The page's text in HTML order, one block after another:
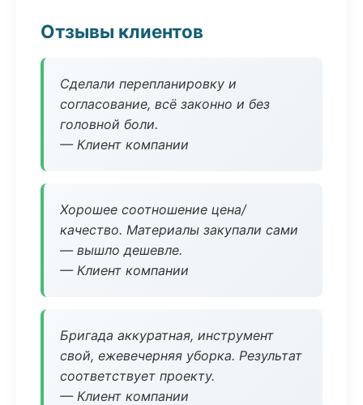
Отзывы клиентов
Сделали перепланировку и
согласование, всё законно и без
головной боли.
— Клиент компании
Хорошее соотношение цена/
качество. Материалы закупали сами
— вышло дешевле.
— Клиент компании
Бригада аккуратная, инструмент
свой, ежевечерняя уборка. Результат
соответствует проекту.
— Клиент компании